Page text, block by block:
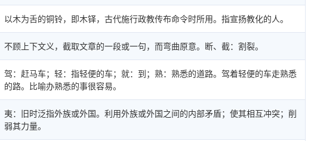
以木为舌的铜铃，即木铎，古代施行政教传布命令时所用。指宣扬教化的人。
不顾上下文义，截取文章的一段或一句，而弯曲原意。断、截：割裂。
驾：赶马车；轻：指轻便的车；就：到；熟：熟悉的道路。驾着轻便的车走熟悉
的路。比喻办熟悉的事很容易。
夷：旧时泛指外族或外国。利用外族或外国之间的内部矛盾；使其相互冲突；削
弱其力量。